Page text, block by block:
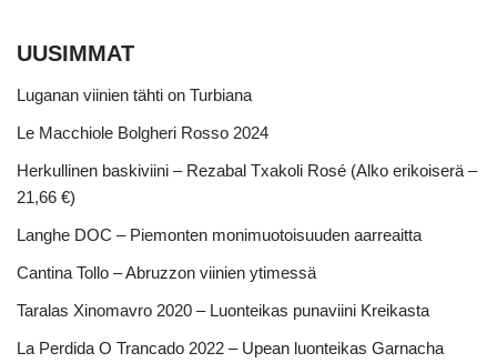
UUSIMMAT
Luganan viinien tähti on Turbiana
Le Macchiole Bolgheri Rosso 2024
Herkullinen baskiviini – Rezabal Txakoli Rosé (Alko erikoiserä –
21,66 €)
Langhe DOC – Piemonten monimuotoisuuden aarreaitta
Cantina Tollo – Abruzzon viinien ytimessä
Taralas Xinomavro 2020 – Luonteikas punaviini Kreikasta
La Perdida O Trancado 2022 – Upean luonteikas Garnacha